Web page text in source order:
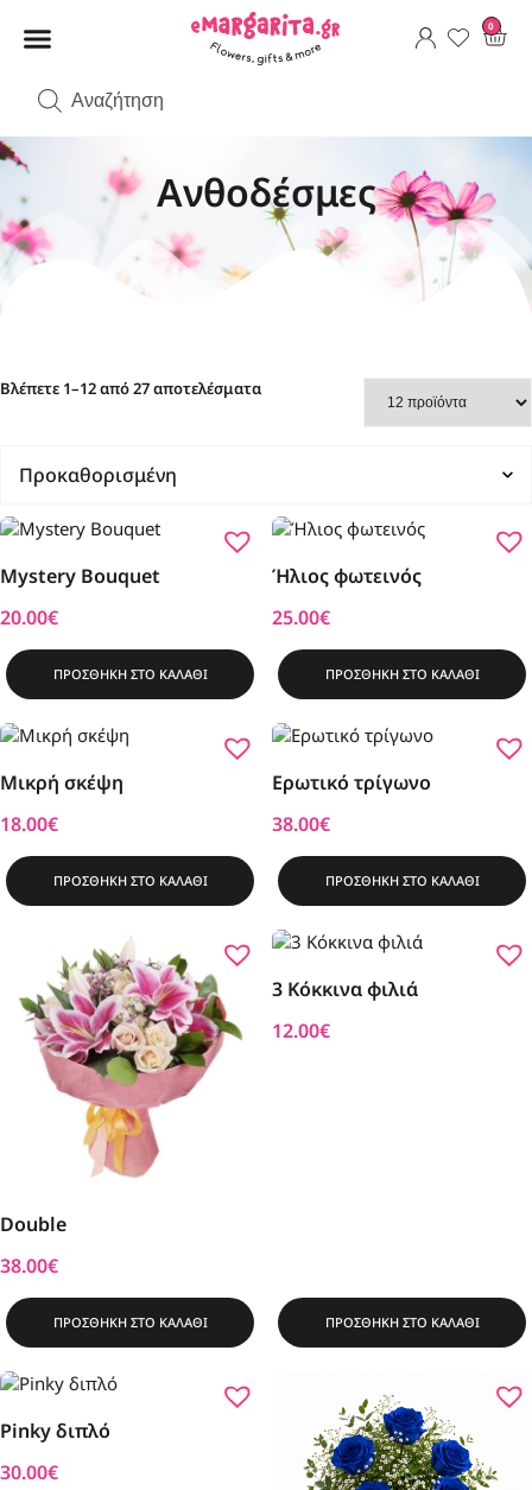
0
Ανθοδέσμες
Βλέπετε 1–12 από 27 αποτελέσματα
Προκαθορισμένη
Mystery Bouquet
20.00€
ΠΡΟΣΘΗΚΗ ΣΤΟ ΚΑΛΑΘΙ
Ήλιος φωτεινός
25.00€
ΠΡΟΣΘΗΚΗ ΣΤΟ ΚΑΛΑΘΙ
Μικρή σκέψη
18.00€
ΠΡΟΣΘΗΚΗ ΣΤΟ ΚΑΛΑΘΙ
Ερωτικό τρίγωνο
38.00€
ΠΡΟΣΘΗΚΗ ΣΤΟ ΚΑΛΑΘΙ
Double
38.00€
ΠΡΟΣΘΗΚΗ ΣΤΟ ΚΑΛΑΘΙ
3 Κόκκινα φιλιά
12.00€
ΠΡΟΣΘΗΚΗ ΣΤΟ ΚΑΛΑΘΙ
Pinky διπλό
30.00€